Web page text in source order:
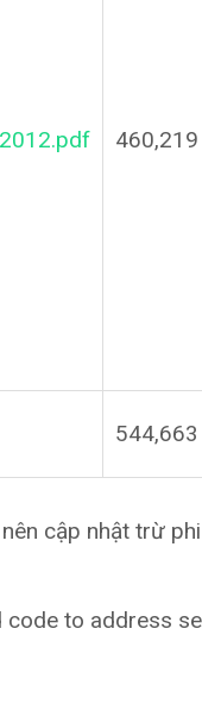
460,219
544,663
cập nhật trừ
to address